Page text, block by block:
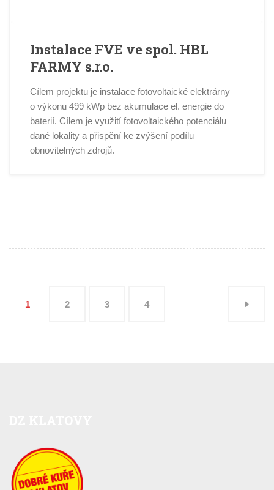
Instalace FVE ve spol. HBL
FARMY s.r.o.
Cílem projektu je instalace fotovoltaické elektrárny
o výkonu 499 kWp bez akumulace el. energie do
baterií. Cílem je využití fotovoltaického potenciálu
dané lokality a přispění ke zvýšení podílu
obnovitelných zdrojů.
1 2 3 4